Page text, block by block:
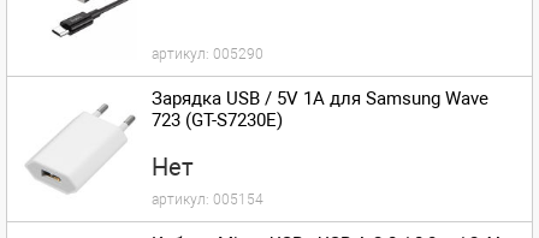
артикул: 005290
Зарядка USB / 5V 1A для Samsung Wave
723 (GT-S7230E)
Нет
артикул: 005154